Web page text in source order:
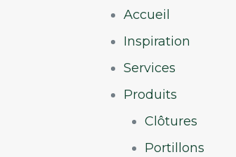
Accueil
Inspiration
Services
Produits
Clôtures
Portillons